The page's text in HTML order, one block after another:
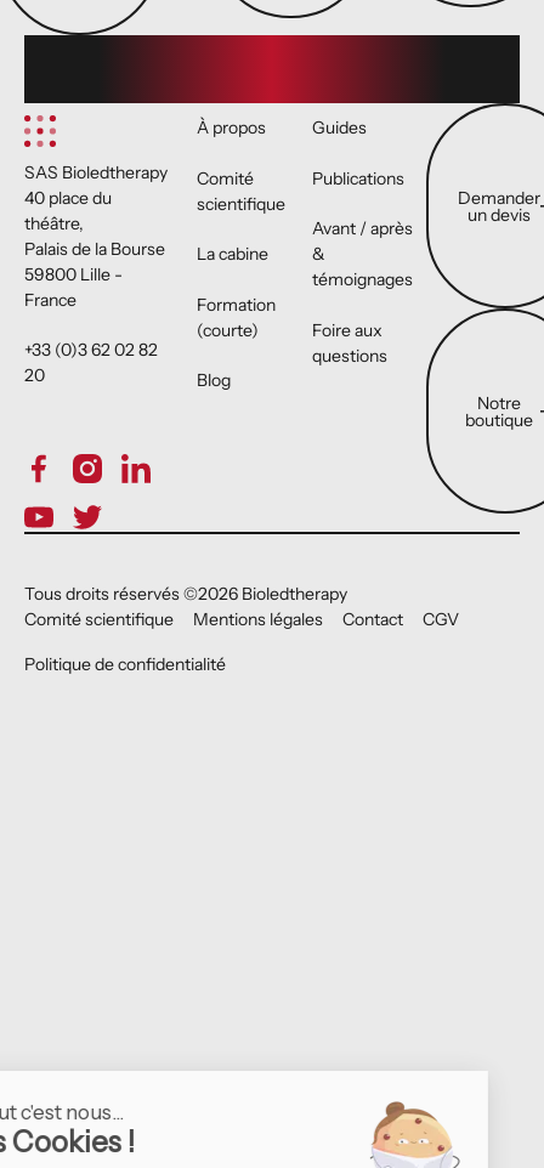
Salut c'est nous...
les Cookies !
SAS Bioledtherapy
40 place du
théâtre,
Palais de la Bourse
59800 Lille -
France
+33 (0)3 62 02 82
20
À propos
Comité
scientifique
La cabine
Formation
(courte)
Blog
Guides
Publications
Avant / après
&
témoignages
Foire aux
questions
Demander un
Demander
un devis
Notre
Notre
boutique
Tous droits réservés ©2026 Bioledtherapy
Comité scientifique
Mentions légales Contact CGV
Politique de confidentialité